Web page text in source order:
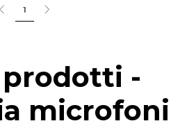
1
-
microfoni